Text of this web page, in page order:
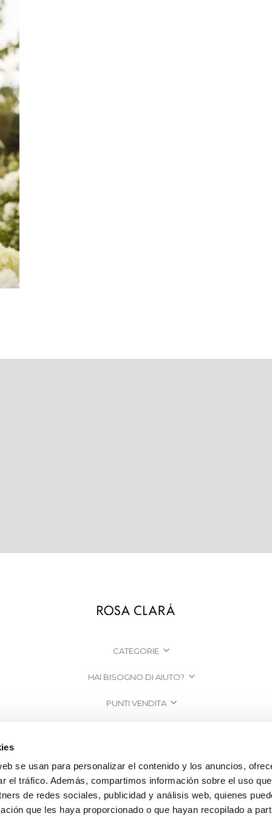
se usan para personalizar el contenido y los anuncios,
el tráfico. Además, compartimos información sobre el uso
de redes sociales, publicidad y análisis web, quienes
que les haya proporcionado o que hayan recopilado a
CATEGORIE
HAI BISOGNO DI AIUTO?
PUNTI VENDITA